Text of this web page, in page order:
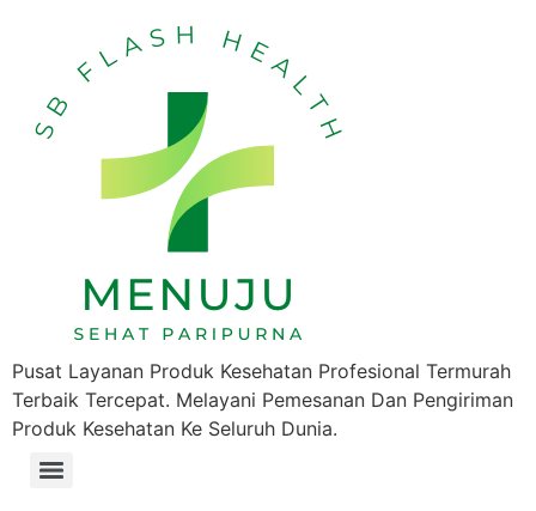
Pusat Layanan Produk Kesehatan Profesional Termurah
Terbaik Tercepat. Melayani Pemesanan Dan Pengiriman
Produk Kesehatan Ke Seluruh Dunia.